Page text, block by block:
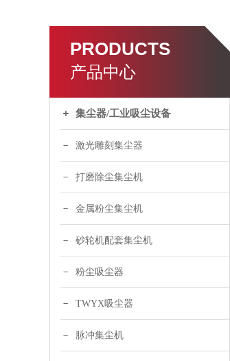
PRODUCTS
产品中心
集尘器/工业吸尘设备
激光雕刻集尘器
打磨除尘集尘机
金属粉尘集尘机
砂轮机配套集尘机
粉尘吸尘器
TWYX吸尘器
脉冲集尘机